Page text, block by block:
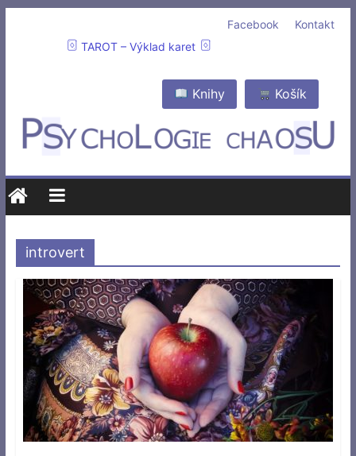
Kontakt
Facebook
TAROT – Výklad karet
Košík
Knihy
introvert